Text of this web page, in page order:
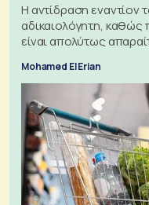
Η αντίδραση εναντίον
αδικαιολόγητη,
είναι απολύτως
Mohamed El Erian